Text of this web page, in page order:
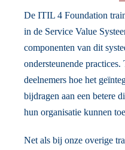
De ITIL 4 Foundation
in de Service Value
componenten van dit
ondersteunende
deelnemers hoe het
bijdragen aan een betere
hun organisatie kunnen
Net als bij onze overige